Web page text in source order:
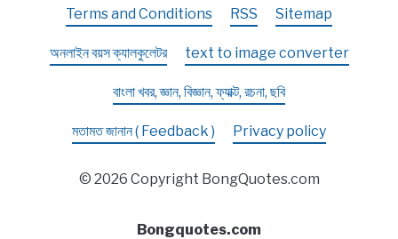
Terms and Conditions RSS Sitemap
অনলাইন বয়স ক্যালকুলেটর text to image converter
বাংলা খবর, জ্ঞান, বিজ্ঞান, ফ্যাক্ট, রচনা, ছবি
মতামত জানান ( Feedback ) Privacy policy
© 2026 Copyright BongQuotes.com
Bongquotes.com